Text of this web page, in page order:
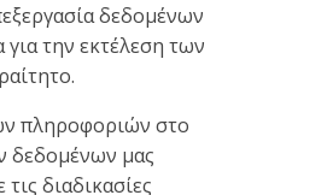
δεδομένων
την εκτέλεση των
πληροφοριών στο
δεδομένων μας
διαδικασίες